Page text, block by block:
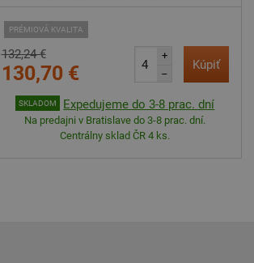
PRÉMIOVÁ KVALITA
132,24 €
130,70 €
+
–
Kúpiť
SKLADOM Expedujeme do 3-8 prac. dní
Na predajni v Bratislave do 3-8 prac. dní.
Centrálny sklad ČR 4 ks.